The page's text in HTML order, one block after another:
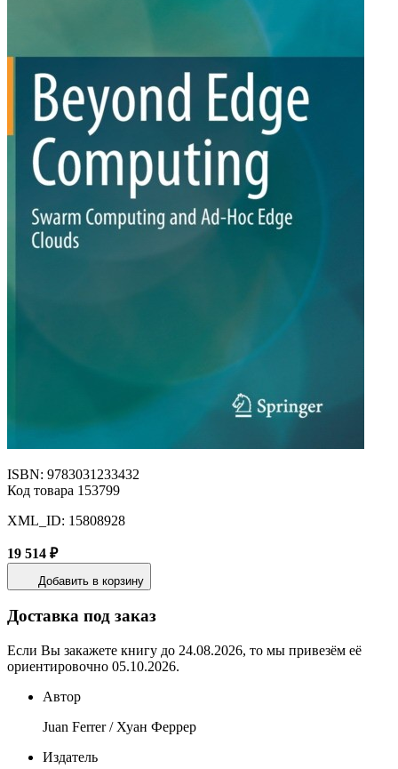
ISBN: 9783031233432
Код товара 153799
XML_ID: 15808928
19 514 ₽
Добавить в корзину
Доставка под заказ
Если Вы закажете книгу до 24.08.2026, то мы привезём её
ориентировочно 05.10.2026.
Автор
Juan Ferrer / Хуан Феррер
Издатель